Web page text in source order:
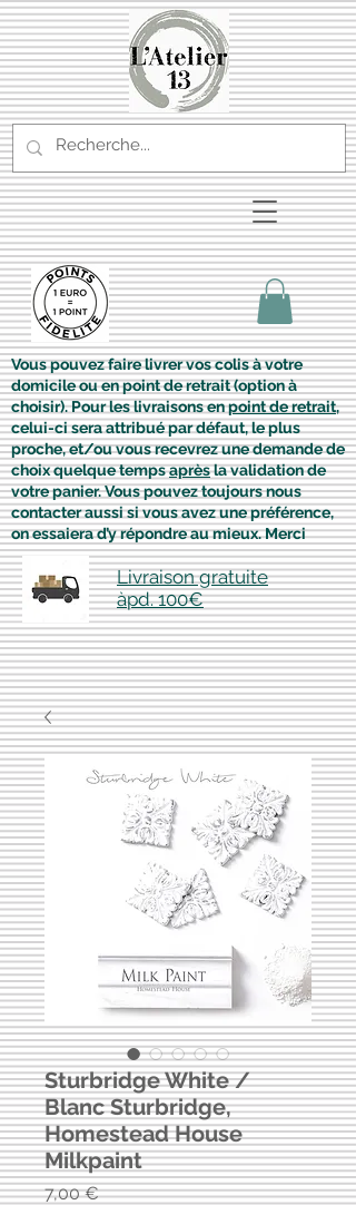
Vous pouvez faire livrer vos colis à votre
domicile ou en point de retrait (option à
choisir). Pour les livraisons enpoint de retrait,
celui-ci sera attribué par défaut, le plus
proche, et/ou vous recevrez une demande de
choix quelque tempsaprèsla validation de
votre panier. Vous pouvez toujours nous
contacter aussi si vous avez une préférence,
on essaiera d’y répondre au mieux. Merci
Livraison gratuite
àpd. 100€
Sturbridge White /
Blanc Sturbridge,
Homestead House
Milkpaint
7,00 €Prix